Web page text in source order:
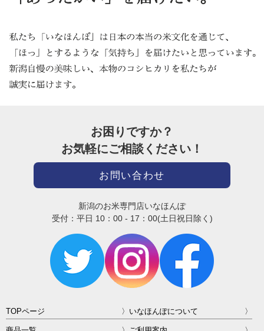
5
初めて利用させていただきましたが、さすが新潟こしかり、美味
スーパーとかで売ってる、こしひかりとは、一味違いました!!
：TK さま
【妹の子育て応援】
あまりの美味しさにビックリ!無洗米の概念が覆されました。最
高の素材を、プロの研ぐ技術で最高の状態に仕上げたお米。なる
ほど、これは大発見だと思い、妹が少しでも楽になればと、追加
くてなくていいので楽になってると思うのですが、それよりも味
への評価が高いことに、兄も鼻が高いです(笑)
：のりし さま
【景品にも】
ありがとうございました。
お困りですか？
お気軽にご相談ください！
お問い合わせ
新潟のお米専門店いなほんぽ
受付：平日 10：00 - 17：00(土日祝日除く)
TOPページ いなほんぽについて